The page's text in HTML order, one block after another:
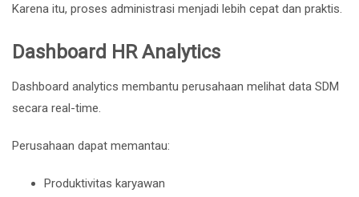
Karena itu, proses administrasi menjadi lebih cepat dan praktis.
Dashboard HR Analytics
Dashboard analytics membantu perusahaan melihat data SDM
secara real-time.
Perusahaan dapat memantau:
Produktivitas karyawan